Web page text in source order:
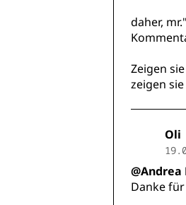
daher,
Zeigen
zeigen
Oli
Danke